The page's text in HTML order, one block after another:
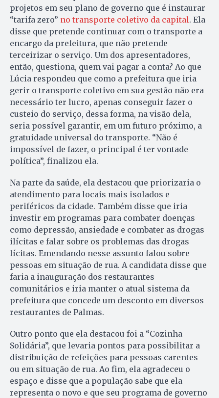
projetos em seu plano de governo que é instaurar
“tarifa zero” no transporte coletivo da capital. Ela
disse que pretende continuar com o transporte a
encargo da prefeitura, que não pretende
terceirizar o serviço. Um dos apresentadores,
então, questiona, quem vai pagar a conta? Ao que
Lúcia respondeu que como a prefeitura que iria
gerir o transporte coletivo em sua gestão não era
necessário ter lucro, apenas conseguir fazer o
custeio do serviço, dessa forma, na visão dela,
seria possível garantir, em um futuro próximo, a
gratuidade universal do transporte. “Não é
impossível de fazer, o principal é ter vontade
política”, finalizou ela.
Na parte da saúde, ela destacou que priorizaria o
atendimento para locais mais isolados e
periféricos da cidade. Também disse que iria
investir em programas para combater doenças
como depressão, ansiedade e combater as drogas
ilícitas e falar sobre os problemas das drogas
lícitas. Emendando nesse assunto falou sobre
pessoas em situação de rua. A candidata disse que
faria a inauguração dos restaurantes
comunitários e iria manter o atual sistema da
prefeitura que concede um desconto em diversos
restaurantes de Palmas.
Outro ponto que ela destacou foi a “Cozinha
Solidária”, que levaria pontos para possibilitar a
distribuição de refeições para pessoas carentes
ou em situação de rua. Ao fim, ela agradeceu o
espaço e disse que a população sabe que ela
representa o novo e que seu programa de governo